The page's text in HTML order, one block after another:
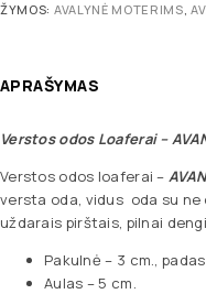
ŽYMOS: AVALYNĖ MOTERIMS,
APRAŠYMAS
Verstos odos Loaferai–
Verstos odos loaferai –
versta oda, vidus oda su
uždarais pirštais, pilnai
Pakulnė – 3 cm., padas
Aulas – 5 cm.